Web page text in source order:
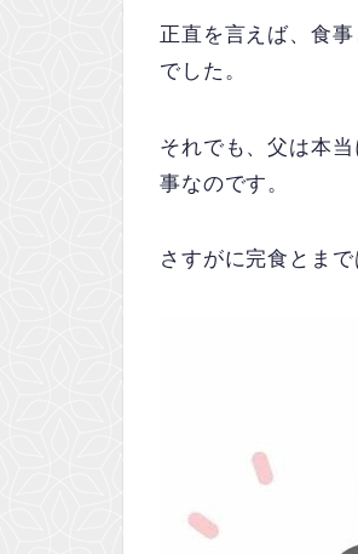
正直を言えば、食
でした。
それでも、父は本当
事なのです。
さすがに完食とま